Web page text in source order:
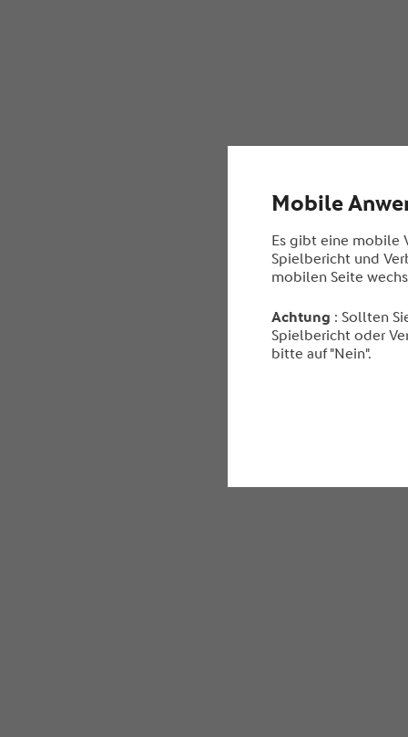
Mobile
Es gibt eine mobile
Spielbericht und
mobilen Seite
Achtung : Sollten
Spielbericht oder
bitte auf "Nein".